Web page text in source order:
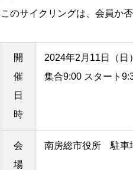
このサイクリングは、会員か
開
催
日
時
2024年2月11日（日
集合9:00 スタート
会
場
南房総市役所 駐車